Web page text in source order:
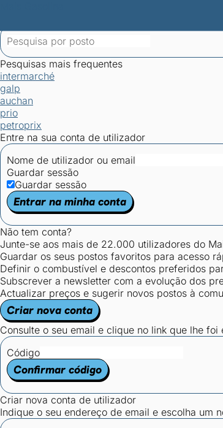
Pesquisas mais frequentes
intermarché
galp
auchan
prio
petroprix
Entre na sua conta de utilizador
Nome de utilizador ou email
Guardar sessão
Guardar sessão
Entrar na minha conta
Não tem conta?
Junte-se aos mais de 22.000 utilizadores do
Guardar os seus postos favoritos para acesso
Definir o combustível e descontos preferidos
Subscrever a newsletter com a evolução dos
Actualizar preços e sugerir novos postos à
Criar nova conta
Consulte o seu email e clique no link que lhe
Código
Confirmar código
Criar nova conta de utilizador
Indique o seu endereço de email e escolha um